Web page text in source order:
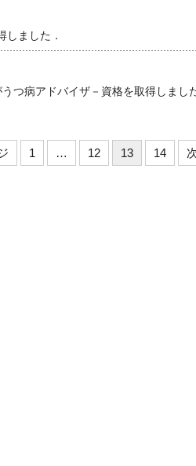
しました．
つ病アドバイザ－資格を取得しまし
1 … 12 13 14